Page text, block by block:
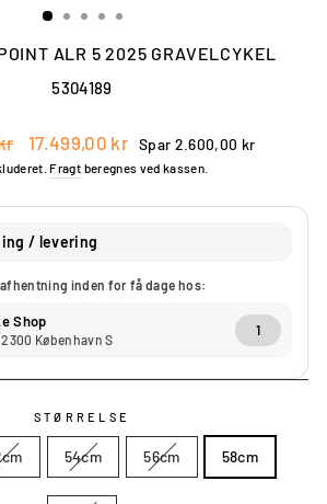
ALR 5 2025 GRAVELCYKEL
5304189
Vores
pris
17.499,00 kr Spar 2.600,00 kr
Fragt beregnes ved kassen.
/ levering
inden for få dage hos:
Shop
København S
1
STØRRELSE
54cm 56cm 58cm